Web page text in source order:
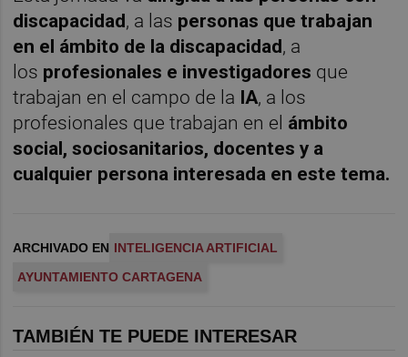
discapacidad, a las personas que trabajan
en el ámbito de la discapacidad, a
los profesionales e investigadores que
trabajan en el campo de la IA, a los
profesionales que trabajan en el ámbito
social, sociosanitarios, docentes y a
cualquier persona interesada en este tema.
ARCHIVADO EN INTELIGENCIA ARTIFICIAL
AYUNTAMIENTO CARTAGENA
TAMBIÉN TE PUEDE INTERESAR